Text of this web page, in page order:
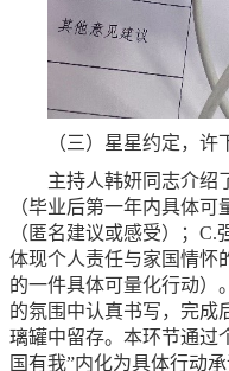
（三）星星约定，许
主持人韩妍同志介绍
（毕业后第一年内具体
（匿名建议或感受）；C.
体现个人责任与家国情怀
的一件具体可量化行动）
的氛围中认真书写，完成
璃罐中留存。本环节通过
国有我”内化为具体行动